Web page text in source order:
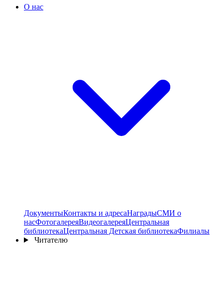
О нас
ДокументыКонтакты и адресаНаградыСМИ о
насФотогалереяВидеогалереяЦентральная
библиотекаЦентральная Детская библиотекаФилиалы
Читателю